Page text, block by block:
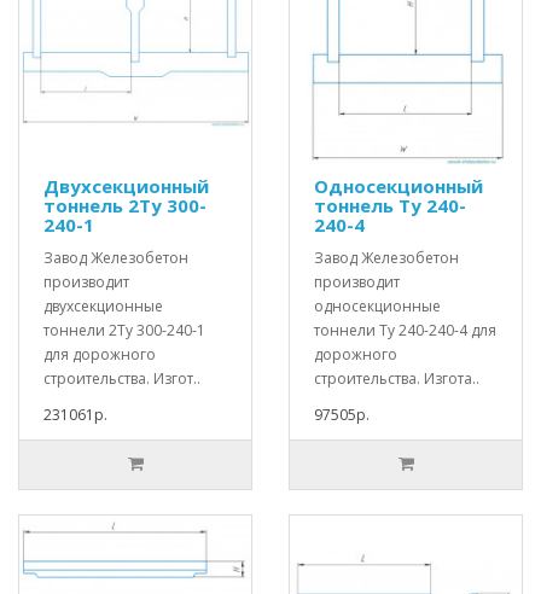
Двухсекционный
тоннель 2Ту 300-
240-1
Завод Железобетон
производит
двухсекционные
тоннели 2Ту 300-240-1
для дорожного
строительства. Изгот..
231061р.
Односекционный
тоннель Ту 240-
240-4
Завод Железобетон
производит
односекционные
тоннели Ту 240-240-4 для
дорожного
строительства. Изгота..
97505р.